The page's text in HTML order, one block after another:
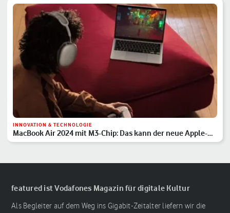
INNOVATION & TECHNOLOGIE
MacBook Air 2024 mit M3-Chip: Das kann der neue Apple-
Laptop
featured ist Vodafones Magazin für digitale Kultur
Als Begleiter auf dem Weg ins Gigabit-Zeitalter liefern wir die